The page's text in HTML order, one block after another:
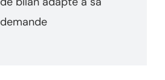
demande